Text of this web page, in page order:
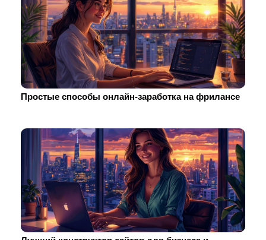
Простые способы онлайн-заработка на фрилансе